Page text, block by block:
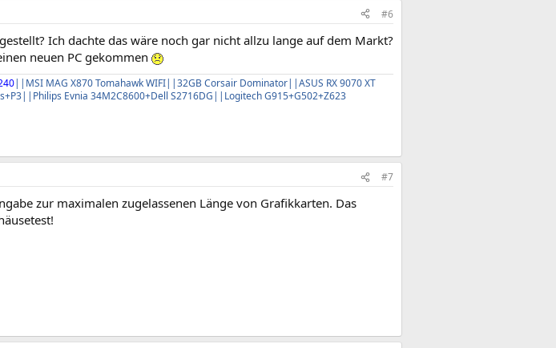
#6
Ich dachte das wäre noch gar nicht allzu lange auf dem Markt?
neuen PC gekommen
| |MSI MAG X870 Tomahawk WIFI| |32GB Corsair Dominator||ASUS RX 9070 XT
|Philips Evnia 34M2C8600+Dell S2716DG||Logitech G915+G502+Z623
#7
zur maximalen zugelassenen Länge von Grafikkarten. Das